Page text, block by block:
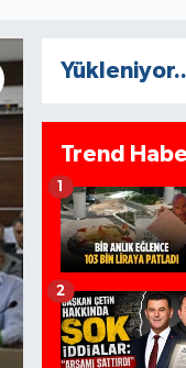
Trend
1
2